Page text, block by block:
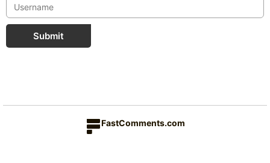
Submit
FastComments.com